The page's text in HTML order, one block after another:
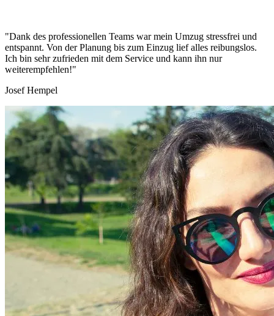
"Dank des professionellen Teams war mein Umzug stressfrei und
entspannt. Von der Planung bis zum Einzug lief alles reibungslos.
Ich bin sehr zufrieden mit dem Service und kann ihn nur
weiterempfehlen!"
Josef Hempel